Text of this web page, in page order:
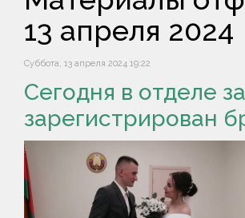
13 апреля 2024
Суббота, 13 апреля 2024 19:22
Сегодня в отделе
зарегистрирован